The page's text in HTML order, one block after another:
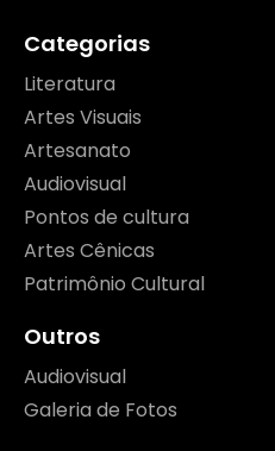
Categorias
Literatura
Artes Visuais
Artesanato
Audiovisual
Pontos de cultura
Artes Cênicas
Patrimônio Cultural
Outros
Audiovisual
Galeria de Fotos